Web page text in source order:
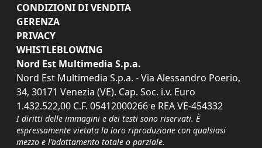
CONDIZIONI DI VENDITA
GERENZA
PRIVACY
WHISTLEBLOWING
Nord Est Multimedia S.p.a.
Nord Est Multimedia S.p.a. - Via Alessandro Poerio,
34, 30171 Venezia (VE). Cap. Soc. i.v. Euro
1.432.522,00 C.F. 05412000266 e REA VE-454332
I diritti delle immagini e dei testi sono riservati. È
espressamente vietata la loro riproduzione con qualsiasi
mezzo e l'adattamento totale o parziale.